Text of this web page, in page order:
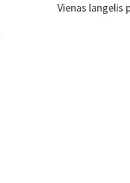
Vienas langelis